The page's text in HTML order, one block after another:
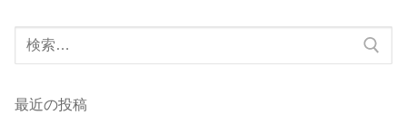
検
索
象:
最近の投稿